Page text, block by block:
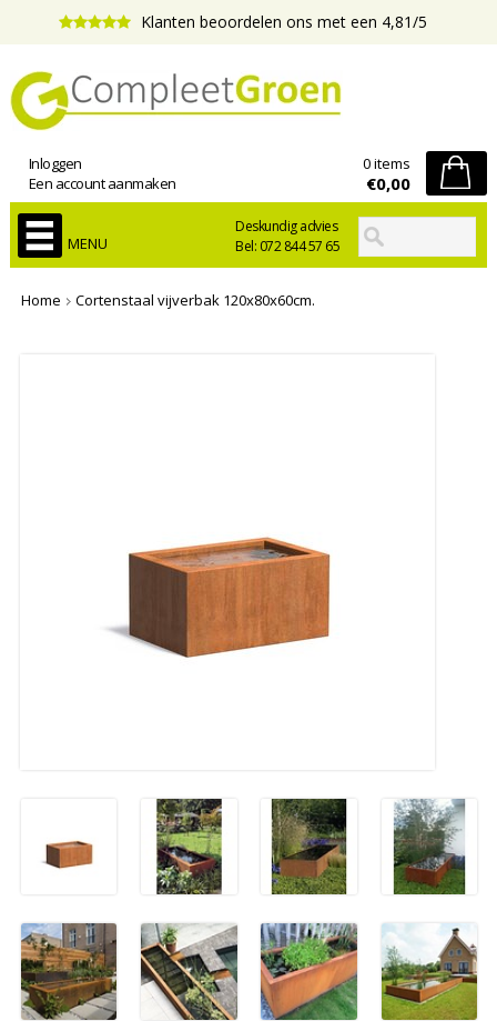
Klanten beoordelen ons met een 4,81/5
Deskundig advies
Bel: 072 844 57 65
Inloggen
Een account aanmaken
0 items
€0,00
MENU
Home Cortenstaal vijverbak 120x80x60cm.